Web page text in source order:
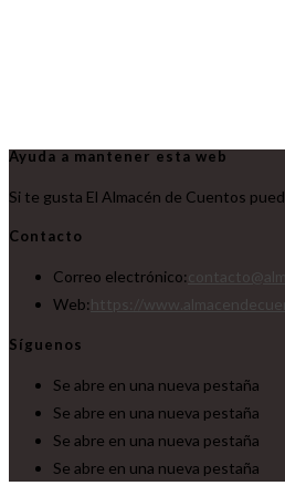
Ayuda a mantener esta web
Si te gusta El Almacén de Cuentos
Contacto
Correo electrónico:
Web:
Síguenos
Se abre en una nueva pestaña
Se abre en una nueva pestaña
Se abre en una nueva pestaña
Se abre en una nueva pestaña